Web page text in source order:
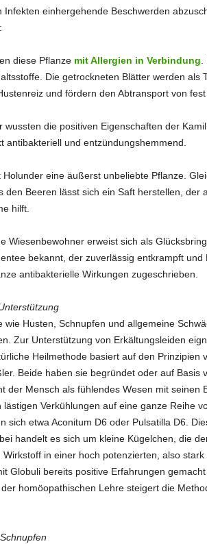
einhergehende Beschwerden
diese Pflanze mit Allergien in Verbindung
Die getrockneten Blätter werden als
und fördern den Abtransport von fest
wussten die positiven Eigenschaften der
antibakteriell und entzündungshemmend.
eine äußerst unbeliebte Pflanze.
den Beeren lässt sich ein Saft herstellen, der
hilft.
Wiesenbewohner erweist sich als
bekannt, der zuverlässig entkrampft und
antibakterielle Wirkungen zugeschrieben.
wie Husten, Schnupfen und allgemeine
Zur Unterstützung von Erkältungsleiden
Heilmethode basiert auf den Prinzipien
Beide haben sie begründet oder auf Basis
der Mensch als fühlendes Wesen mit seinen
Verkühlungen auf eine ganze Reihe
sich etwa Aconitum D6 oder Pulsatilla D6.
handelt es sich um kleine Kügelchen, die
in einer hoch potenzierten, also
Globuli bereits positive Erfahrungen
homöopathischen Lehre steigert die